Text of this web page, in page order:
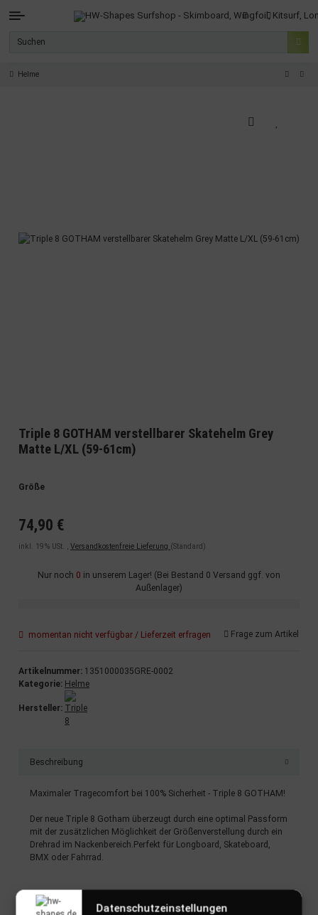
Helme
Triple 8 GOTHAM verstellbarer Skatehelm Grey
Matte L/XL (59-61cm)
Größe
74,90 €
inkl. 19% USt. , Versandkostenfreie Lieferung (Standard)
Nur noch 0 in unserem Lager! (Bei Bestand 0 Versand ggf. von
Außenlager)
momentan nicht verfügbar / Lieferzeit erfragen Frage zum Artikel
Artikelnummer: 1351000035GRE-0002
Kategorie: Helme
Hersteller:
Beschreibung
Maximaler Tragecomfort bei 100% Sicherheit - Triple 8 GOTHAM!
Der neue Triple 8 Gotham überzeugt durch eine optimal Passform
mit der zusätzlichen Möglichkeit der Größenverstellung durch ein
Drehrad im Nackenbereich.Perfekt für Longboard, Skateboard,
BMX oder Fahrrad.
TECHNISCHE DETAILS
CPSC ZertifiziertDatenschutzeinstellungen